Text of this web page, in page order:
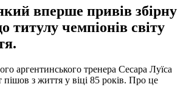
вперше привів збірну
титулу чемпіонів світу
аргентинського тренера Сесара Луїса
пішов з життя у віці 85 років. Про це